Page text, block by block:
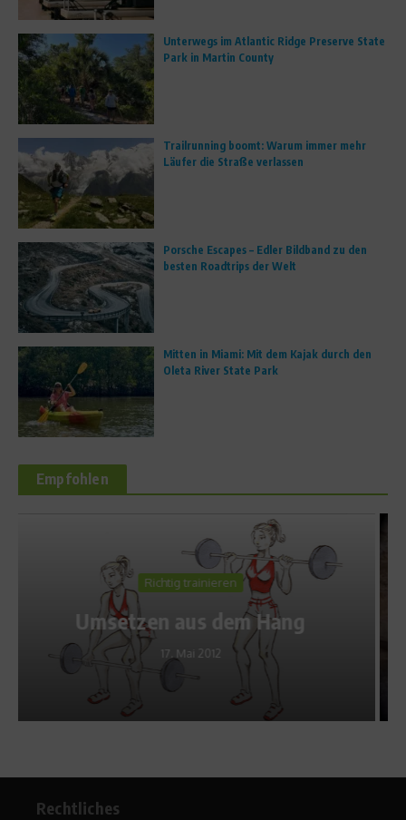
Unterwegs im Atlantic Ridge Preserve State
Park in Martin County
Trailrunning boomt: Warum immer mehr
Läufer die Straße verlassen
Porsche Escapes – Edler Bildband zu den
besten Roadtrips der Welt
Mitten in Miami: Mit dem Kajak durch den
Oleta River State Park
Empfohlen
Outdoor
Klettervideo: No Pain, No
Spain
19. Mai 2011
Rechtliches